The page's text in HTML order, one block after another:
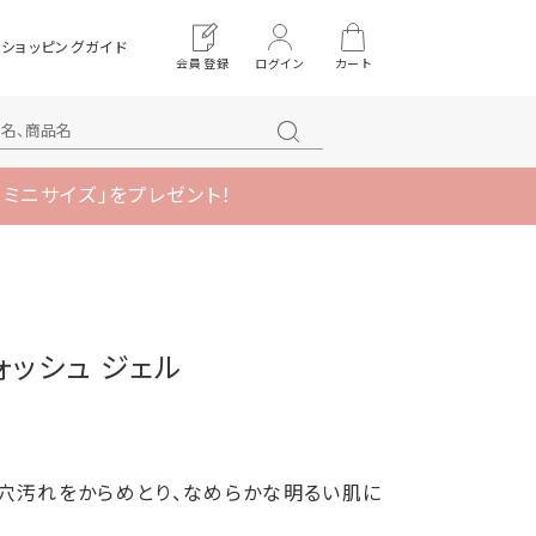
ショッピングガイド
会員登録 ログイン カート
ニサイズ」をプレゼント！
シュ ジェル
汚れをからめとり、なめらかな明るい肌に